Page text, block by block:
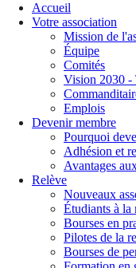
Accueil
Votre association
Mission de
Équipe
Comités
Vision 2030 -
Emplois
Devenir membre
Pourquoi
Adhésion et
Avantages
Relève
Nouveaux
Étudiants à la
Bourses en
Pilotes de la
Bourses de